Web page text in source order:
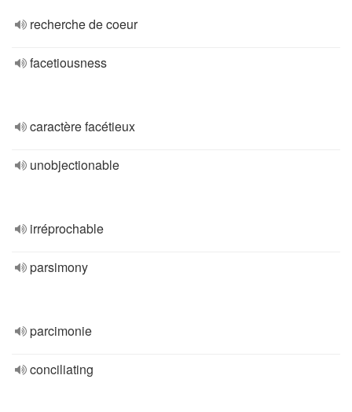
recherche de coeur
facetiousness
caractère facétieux
unobjectionable
irréprochable
parsimony
parcimonie
conciliating